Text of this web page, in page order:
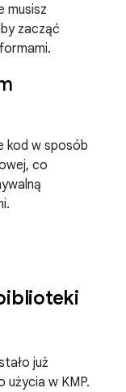
musisz
zacząć
kod w sposób
co
już
użycia w KMP.